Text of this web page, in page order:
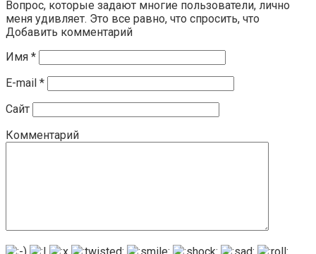
Вопрос, которые задают многие пользователи, лично
меня удивляет. Это все равно, что спросить, что
Добавить комментарий
Имя *
E-mail *
Сайт
Комментарий